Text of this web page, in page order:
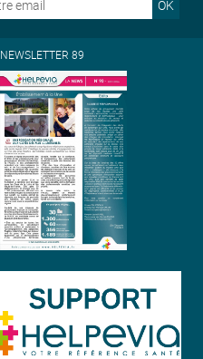
OK
NEWSLETTER 89